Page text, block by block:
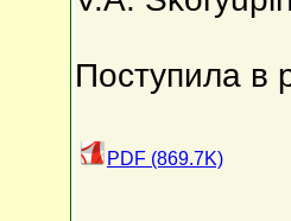
Поступила в
PDF (869.7K)